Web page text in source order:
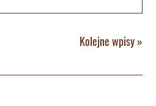
Kolejne wpisy »